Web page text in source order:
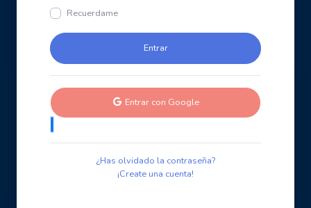
Recuerdame
Entrar con Google
¿Has olvidado la contraseña?
¡Create una cuenta!